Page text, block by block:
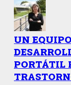
UN
PORTÁTIL